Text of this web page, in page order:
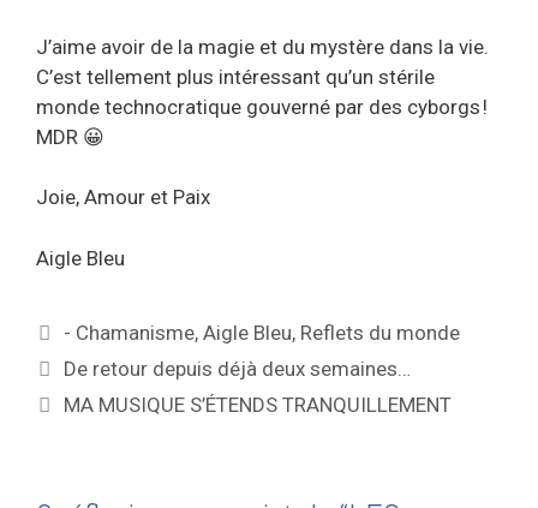
J’aime avoir de la magie et du mystère dans la vie.
C’est tellement plus intéressant qu’un stérile
monde technocratique gouverné par des cyborgs !
MDR 😀
Joie, Amour et Paix
Aigle Bleu
- Chamanisme,Aigle Bleu, Reflets du monde
De retour depuis déjà deux semaines…
MA MUSIQUE S’ÉTENDS TRANQUILLEMENT